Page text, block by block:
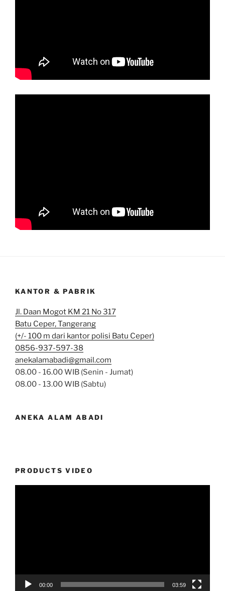
KANTOR & PABRIK
Jl. Daan Mogot KM 21 No 317
Batu Ceper, Tangerang
(+/- 100 m dari kantor polisi Batu Ceper)
0856-937-597-38
anekalamabadi@gmail.com
08.00 - 16.00 WIB (Senin - Jumat)
08.00 - 13.00 WIB (Sabtu)
ANEKA ALAM ABADI
PRODUCTS VIDEO
00:00 03:59